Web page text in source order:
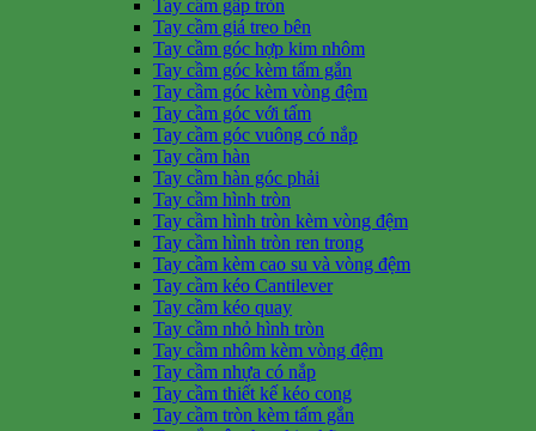
Tay cầm gấp tròn
Tay cầm giá treo bên
Tay cầm góc hợp kim nhôm
Tay cầm góc kèm tấm gắn
Tay cầm góc kèm vòng đệm
Tay cầm góc với tấm
Tay cầm góc vuông có nắp
Tay cầm hàn
Tay cầm hàn góc phải
Tay cầm hình tròn
Tay cầm hình tròn kèm vòng đệm
Tay cầm hình tròn ren trong
Tay cầm kèm cao su và vòng đệm
Tay cầm kéo Cantilever
Tay cầm kéo quay
Tay cầm nhỏ hình tròn
Tay cầm nhôm kèm vòng đệm
Tay cầm nhựa có nắp
Tay cầm thiết kế kéo cong
Tay cầm tròn kèm tấm gắn